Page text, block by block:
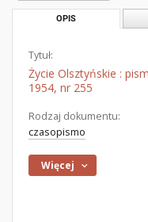
OPIS
Tytuł:
Życie Olsztyńskie :
1954, nr 255
Rodzaj dokumentu:
czasopismo
Więcej